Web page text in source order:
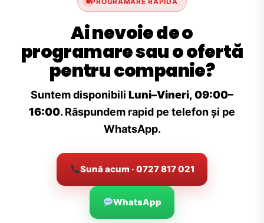
Ai nevoie de o
programare sau o ofertă
pentru companie?
Suntem disponibili Luni–Vineri, 09:00–
16:00. Răspundem rapid pe telefon și pe
WhatsApp.
Sună acum · 0727 817 021
WhatsApp